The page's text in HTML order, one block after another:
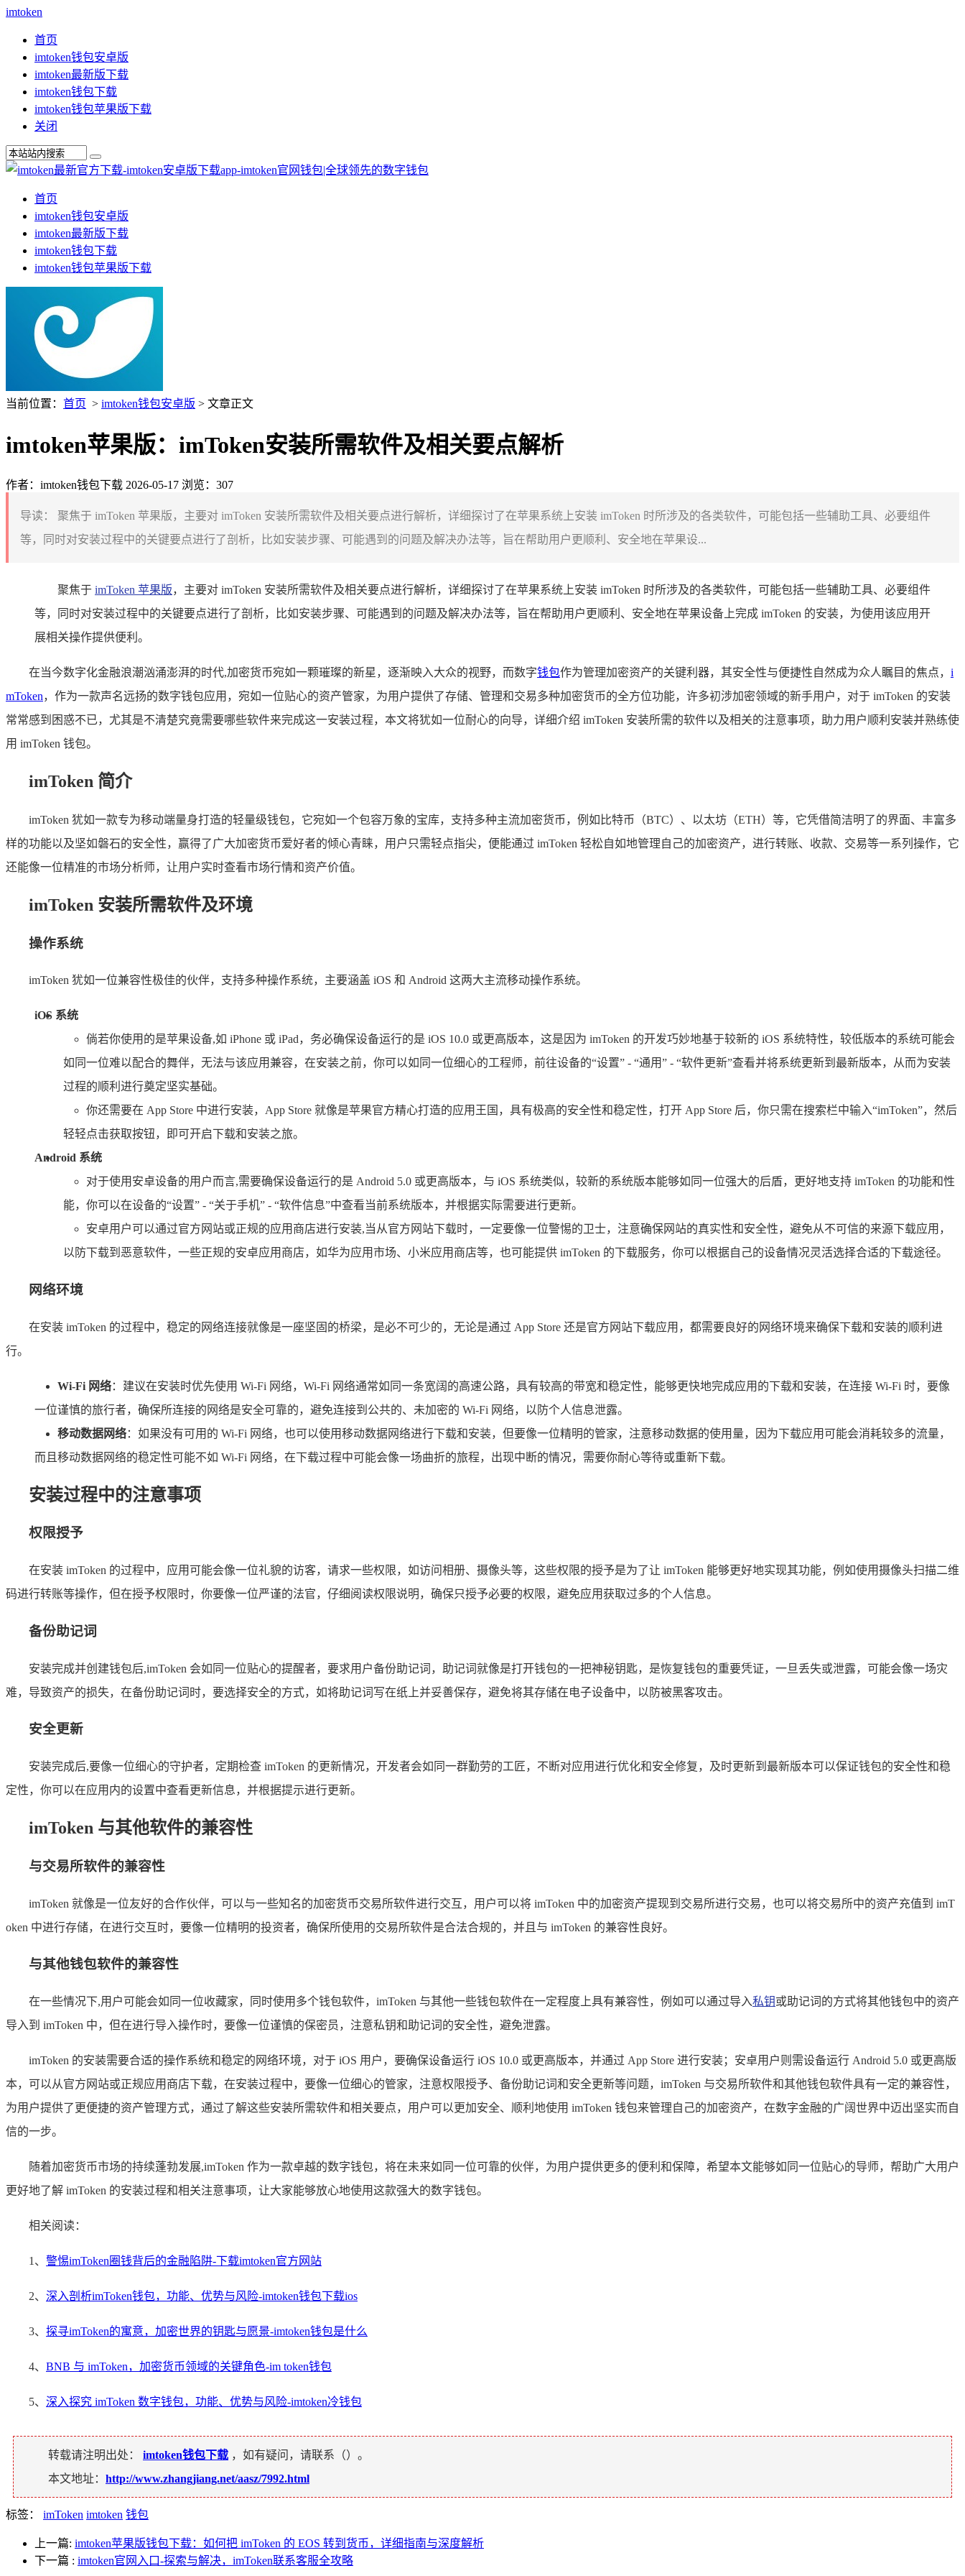
imtoken
首页
imtoken钱包安卓版
imtoken最新版下载
imtoken钱包下载
imtoken钱包苹果版下载
关闭
首页
imtoken钱包安卓版
imtoken最新版下载
imtoken钱包下载
imtoken钱包苹果版下载
当前位置： 首页 > imtoken钱包安卓版 > 文章正文
imtoken苹果版：imToken安装所需软件及相关要点解析
作者：imtoken钱包下载 2026-05-17 浏览：307
导读：
聚焦于 imToken 苹果版，主要对 imToken 安装所需软件及相关要点进行解析，详细探讨了在苹果系统上安装 imToken 时所涉及的各类软件，可能包括一些辅助工具、必要组件
等，同时对安装过程中的关键要点进行了剖析，比如安装步骤、可能遇到的问题及解决办法等，旨在帮助用户更顺利、安全地在苹果设...
聚焦于 imToken 苹果版，主要对 imToken 安装所需软件及相关要点进行解析，详细探讨了在苹果系统上安装 imToken 时所涉及的各类软件，可能包括一些辅助工具、必要组件
等，同时对安装过程中的关键要点进行了剖析，比如安装步骤、可能遇到的问题及解决办法等，旨在帮助用户更顺利、安全地在苹果设备上完成 imToken 的安装，为使用该应用开
展相关操作提供便利。
在当今数字化金融浪潮汹涌澎湃的时代,加密货币宛如一颗璀璨的新星，逐渐映入大众的视野，而数字钱包作为管理加密资产的关键利器，其安全性与便捷性自然成为众人瞩目的焦点， i
mToken，作为一款声名远扬的数字钱包应用，宛如一位贴心的资产管家，为用户提供了存储、管理和交易多种加密货币的全方位功能，许多初涉加密领域的新手用户，对于 imToken 的安装
常常感到困惑不已，尤其是不清楚究竟需要哪些软件来完成这一安装过程，本文将犹如一位耐心的向导，详细介绍 imToken 安装所需的软件以及相关的注意事项，助力用户顺利安装并熟练使
用 imToken 钱包。
imToken 简介
imToken 犹如一款专为移动端量身打造的轻量级钱包，它宛如一个包容万象的宝库，支持多种主流加密货币，例如比特币（BTC）、以太坊（ETH）等，它凭借简洁明了的界面、丰富多
样的功能以及坚如磐石的安全性，赢得了广大加密货币爱好者的倾心青睐，用户只需轻点指尖，便能通过 imToken 轻松自如地管理自己的加密资产，进行转账、收款、交易等一系列操作，它
还能像一位精准的市场分析师，让用户实时查看市场行情和资产价值。
imToken 安装所需软件及环境
操作系统
imToken 犹如一位兼容性极佳的伙伴，支持多种操作系统，主要涵盖 iOS 和 Android 这两大主流移动操作系统。
iOS 系统
倘若你使用的是苹果设备,如 iPhone 或 iPad，务必确保设备运行的是 iOS 10.0 或更高版本，这是因为 imToken 的开发巧妙地基于较新的 iOS 系统特性，较低版本的系统可能会
如同一位难以配合的舞伴，无法与该应用兼容，在安装之前，你可以如同一位细心的工程师，前往设备的“设置” - “通用” - “软件更新”查看并将系统更新到最新版本，从而为安装
过程的顺利进行奠定坚实基础。
你还需要在 App Store 中进行安装，App Store 就像是苹果官方精心打造的应用王国，具有极高的安全性和稳定性，打开 App Store 后，你只需在搜索栏中输入“imToken”，然后
轻轻点击获取按钮，即可开启下载和安装之旅。
Android 系统
对于使用安卓设备的用户而言,需要确保设备运行的是 Android 5.0 或更高版本，与 iOS 系统类似，较新的系统版本能够如同一位强大的后盾，更好地支持 imToken 的功能和性
能，你可以在设备的“设置” - “关于手机” - “软件信息”中查看当前系统版本，并根据实际需要进行更新。
安卓用户可以通过官方网站或正规的应用商店进行安装,当从官方网站下载时，一定要像一位警惕的卫士，注意确保网站的真实性和安全性，避免从不可信的来源下载应用，
以防下载到恶意软件，一些正规的安卓应用商店，如华为应用市场、小米应用商店等，也可能提供 imToken 的下载服务，你可以根据自己的设备情况灵活选择合适的下载途径。
网络环境
在安装 imToken 的过程中，稳定的网络连接就像是一座坚固的桥梁，是必不可少的，无论是通过 App Store 还是官方网站下载应用，都需要良好的网络环境来确保下载和安装的顺利进
行。
Wi-Fi 网络：建议在安装时优先使用 Wi-Fi 网络，Wi-Fi 网络通常如同一条宽阔的高速公路，具有较高的带宽和稳定性，能够更快地完成应用的下载和安装，在连接 Wi-Fi 时，要像
一位谨慎的旅行者，确保所连接的网络是安全可靠的，避免连接到公共的、未加密的 Wi-Fi 网络，以防个人信息泄露。
移动数据网络：如果没有可用的 Wi-Fi 网络，也可以使用移动数据网络进行下载和安装，但要像一位精明的管家，注意移动数据的使用量，因为下载应用可能会消耗较多的流量，
而且移动数据网络的稳定性可能不如 Wi-Fi 网络，在下载过程中可能会像一场曲折的旅程，出现中断的情况，需要你耐心等待或重新下载。
安装过程中的注意事项
权限授予
在安装 imToken 的过程中，应用可能会像一位礼貌的访客，请求一些权限，如访问相册、摄像头等，这些权限的授予是为了让 imToken 能够更好地实现其功能，例如使用摄像头扫描二维
码进行转账等操作，但在授予权限时，你要像一位严谨的法官，仔细阅读权限说明，确保只授予必要的权限，避免应用获取过多的个人信息。
备份助记词
安装完成并创建钱包后,imToken 会如同一位贴心的提醒者，要求用户备份助记词，助记词就像是打开钱包的一把神秘钥匙，是恢复钱包的重要凭证，一旦丢失或泄露，可能会像一场灾
难，导致资产的损失，在备份助记词时，要选择安全的方式，如将助记词写在纸上并妥善保存，避免将其存储在电子设备中，以防被黑客攻击。
安全更新
安装完成后,要像一位细心的守护者，定期检查 imToken 的更新情况，开发者会如同一群勤劳的工匠，不断对应用进行优化和安全修复，及时更新到最新版本可以保证钱包的安全性和稳
定性，你可以在应用内的设置中查看更新信息，并根据提示进行更新。
imToken 与其他软件的兼容性
与交易所软件的兼容性
imToken 就像是一位友好的合作伙伴，可以与一些知名的加密货币交易所软件进行交互，用户可以将 imToken 中的加密资产提现到交易所进行交易，也可以将交易所中的资产充值到 imT
oken 中进行存储，在进行交互时，要像一位精明的投资者，确保所使用的交易所软件是合法合规的，并且与 imToken 的兼容性良好。
与其他钱包软件的兼容性
在一些情况下,用户可能会如同一位收藏家，同时使用多个钱包软件，imToken 与其他一些钱包软件在一定程度上具有兼容性，例如可以通过导入私钥或助记词的方式将其他钱包中的资产
导入到 imToken 中，但在进行导入操作时，要像一位谨慎的保密员，注意私钥和助记词的安全性，避免泄露。
imToken 的安装需要合适的操作系统和稳定的网络环境，对于 iOS 用户，要确保设备运行 iOS 10.0 或更高版本，并通过 App Store 进行安装；安卓用户则需设备运行 Android 5.0 或更高版
本，可以从官方网站或正规应用商店下载，在安装过程中，要像一位细心的管家，注意权限授予、备份助记词和安全更新等问题，imToken 与交易所软件和其他钱包软件具有一定的兼容性，
为用户提供了更便捷的资产管理方式，通过了解这些安装所需软件和相关要点，用户可以更加安全、顺利地使用 imToken 钱包来管理自己的加密资产，在数字金融的广阔世界中迈出坚实而自
信的一步。
随着加密货币市场的持续蓬勃发展,imToken 作为一款卓越的数字钱包，将在未来如同一位可靠的伙伴，为用户提供更多的便利和保障，希望本文能够如同一位贴心的导师，帮助广大用户
更好地了解 imToken 的安装过程和相关注意事项，让大家能够放心地使用这款强大的数字钱包。
相关阅读：
1、 警惕imToken圈钱背后的金融陷阱-下载imtoken官方网站
2、 深入剖析imToken钱包，功能、优势与风险-imtoken钱包下载ios
3、 探寻imToken的寓意，加密世界的钥匙与愿景-imtoken钱包是什么
4、 BNB 与 imToken，加密货币领域的关键角色-im token钱包
5、 深入探究 imToken 数字钱包，功能、优势与风险-imtoken冷钱包
转载请注明出处： imtoken钱包下载 ，如有疑问，请联系（）。
本文地址： http://www.zhangjiang.net/aasz/7992.html
标签： imToken imtoken 钱包
上一篇: imtoken苹果版钱包下载：如何把 imToken 的 EOS 转到货币，详细指南与深度解析
下一篇 : imtoken官网入口-探索与解决，imToken联系客服全攻略